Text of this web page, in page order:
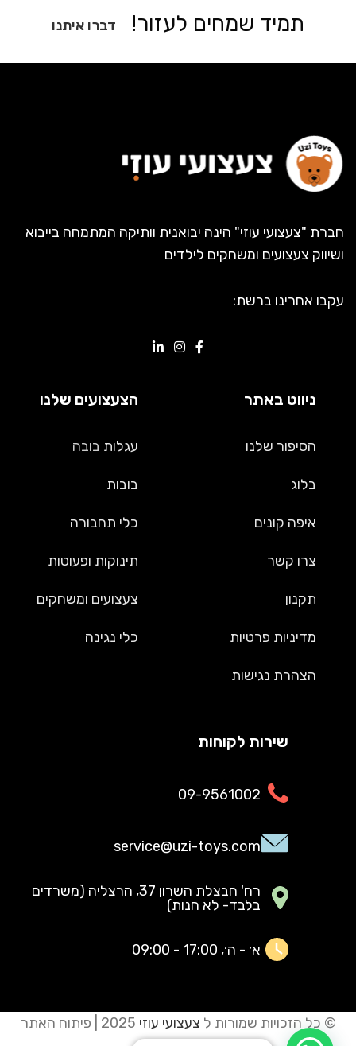
תמיד שמחים לעזור! דברו איתנו
חברת "צעצועי עוזי" הינה יבואנית וותיקה המתמחה בייבוא
ושיווק צעצועים ומשחקים לילדים
עקבו אחרינו ברשת:
ניווט באתר
הסיפור שלנו
בלוג
איפה קונים
צרו קשר
תקנון
מדיניות פרטיות
הצהרת נגישות
הצעצועים שלנו
עגלות בובה
בובות
כלי תחבורה
תינוקות ופעוטות
צעצועים ומשחקים
כלי נגינה
שירות לקוחות
09-9561002
service@uzi-toys.com
רח' חבצלת השרון 37, הרצליה (משרדים
בלבד- לא חנות)
א׳ - ה׳, 17:00 - 09:00
© כל הזכויות שמורות ל צעצועי עוזי